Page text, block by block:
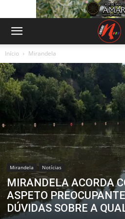
Início Mirandela
Mirandela Notícias
MIRANDELA ACORDA
ASPETO
DÚVIDAS SOBRE A